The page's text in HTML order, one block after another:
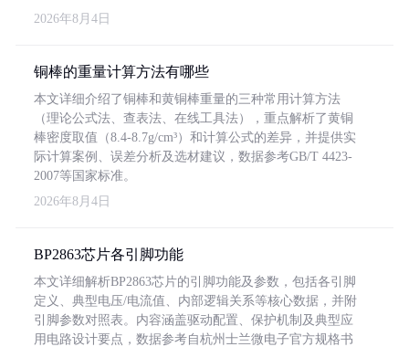
2026年8月4日
铜棒的重量计算方法有哪些
本文详细介绍了铜棒和黄铜棒重量的三种常用计算方法
（理论公式法、查表法、在线工具法），重点解析了黄铜
棒密度取值（8.4-8.7g/cm³）和计算公式的差异，并提供实
际计算案例、误差分析及选材建议，数据参考GB/T 4423-
2007等国家标准。
2026年8月4日
BP2863芯片各引脚功能
本文详细解析BP2863芯片的引脚功能及参数，包括各引脚
定义、典型电压/电流值、内部逻辑关系等核心数据，并附
引脚参数对照表。内容涵盖驱动配置、保护机制及典型应
用电路设计要点，数据参考自杭州士兰微电子官方规格书